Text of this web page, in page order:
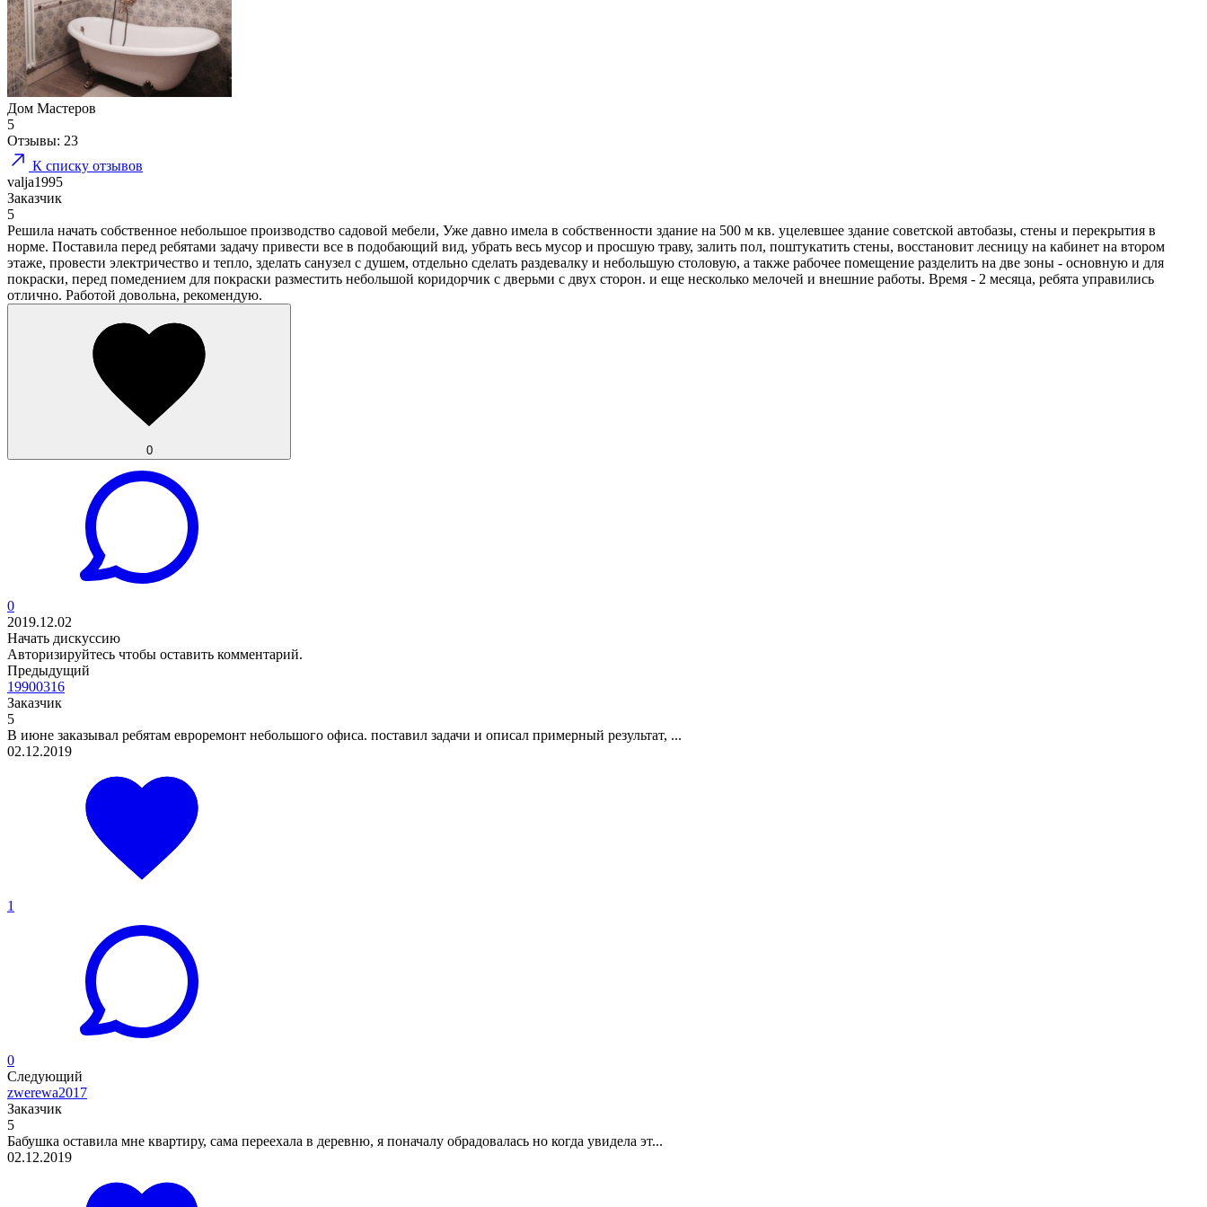
Дом Мастеров
5
Отзывы: 23
К списку отзывов
valja1995
Заказчик
5
Решила начать собственное небольшое производство садовой мебели, Уже давно имела в собственности здание на 500 м кв. уцелевшее здание советской автобазы, стены и перекрытия в
норме. Поставила перед ребятами задачу привести все в подобающий вид, убрать весь мусор и просшую траву, залить пол, поштукатить стены, восстановит лесницу на кабинет на втором
этаже, провести электричество и тепло, зделать санузел с душем, отдельно сделать раздевалку и небольшую столовую, а также рабочее помещение разделить на две зоны - основную и для
покраски, перед помедением для покраски разместить небольшой коридорчик с дверьми с двух сторон. и еще несколько мелочей и внешние работы. Время - 2 месяца, ребята управились
отлично. Работой довольна, рекомендую.
0
0
2019.12.02
Начать дискуссию
Авторизируйтесь чтобы оставить комментарий.
Предыдущий
19900316
Заказчик
5
В июне заказывал ребятам евроремонт небольшого офиса. поставил задачи и описал примерный результат, ...
02.12.2019
1
0
Следующий
zwerewa2017
Заказчик
5
Бабушка оставила мне квартиру, сама переехала в деревню, я поначалу обрадовалась но когда увидела эт...
02.12.2019